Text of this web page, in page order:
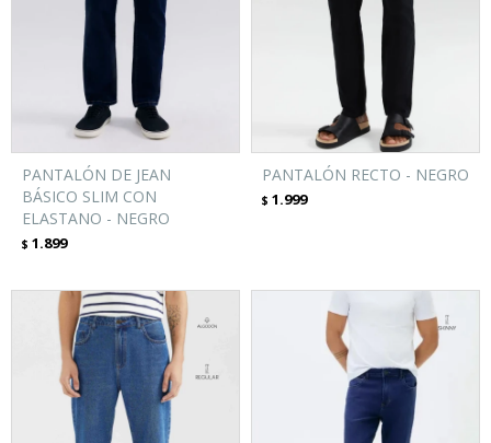
PANTALÓN DE JEAN
BÁSICO SLIM CON
ELASTANO - NEGRO
$ 1.899
PANTALÓN RECTO - NEGRO
$ 1.999